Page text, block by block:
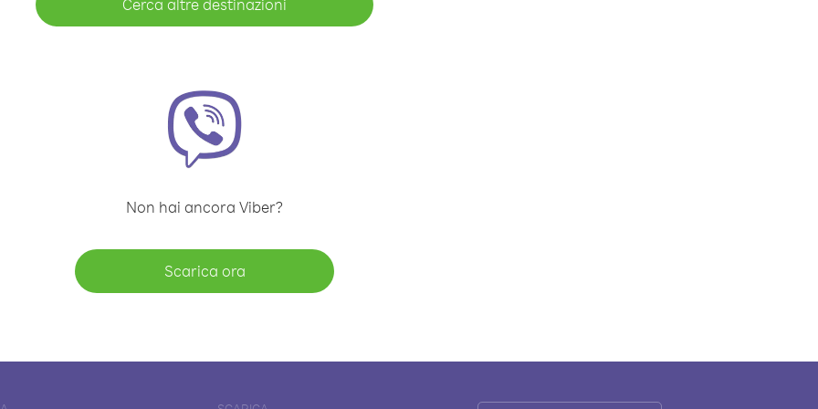
Cerca altre destinazioni
Non hai ancora Viber?
Scarica ora